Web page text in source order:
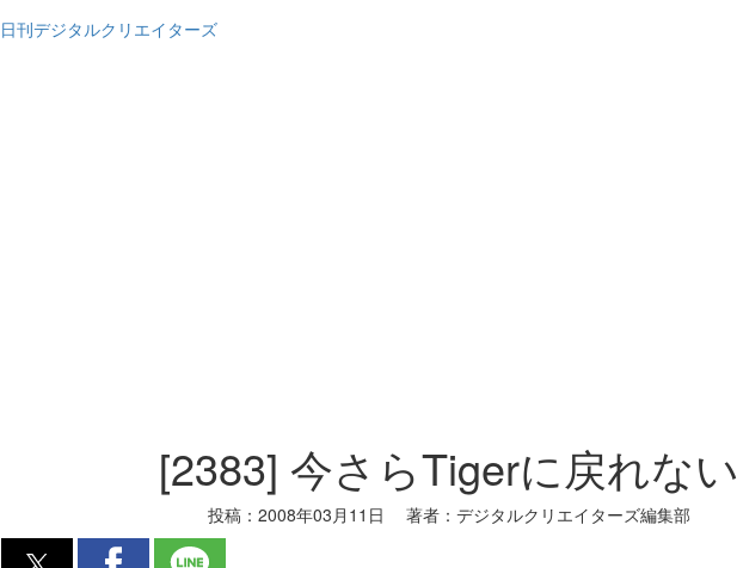
日刊デジタルクリエイターズ
[2383] 今さらTigerに戻れない
投稿： 2008年03月11日 著者： デジタルクリエイターズ編集部